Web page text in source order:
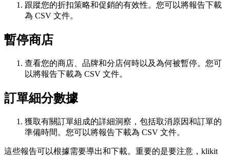
跟蹤您的折扣策略和促銷的有效性。您可以將報告下載
為 CSV 文件。
暫停商店
查看您的商店、品牌和分店何時以及為何被暫停。您可
以將報告下載為 CSV 文件。
訂單細分數據
獲取有關訂單組成的詳細洞察，包括取消原因和訂單的
準備時間。您可以將報告下載為 CSV 文件。
這些報告可以根據需要導出和下載。重要的是要注意，klikit